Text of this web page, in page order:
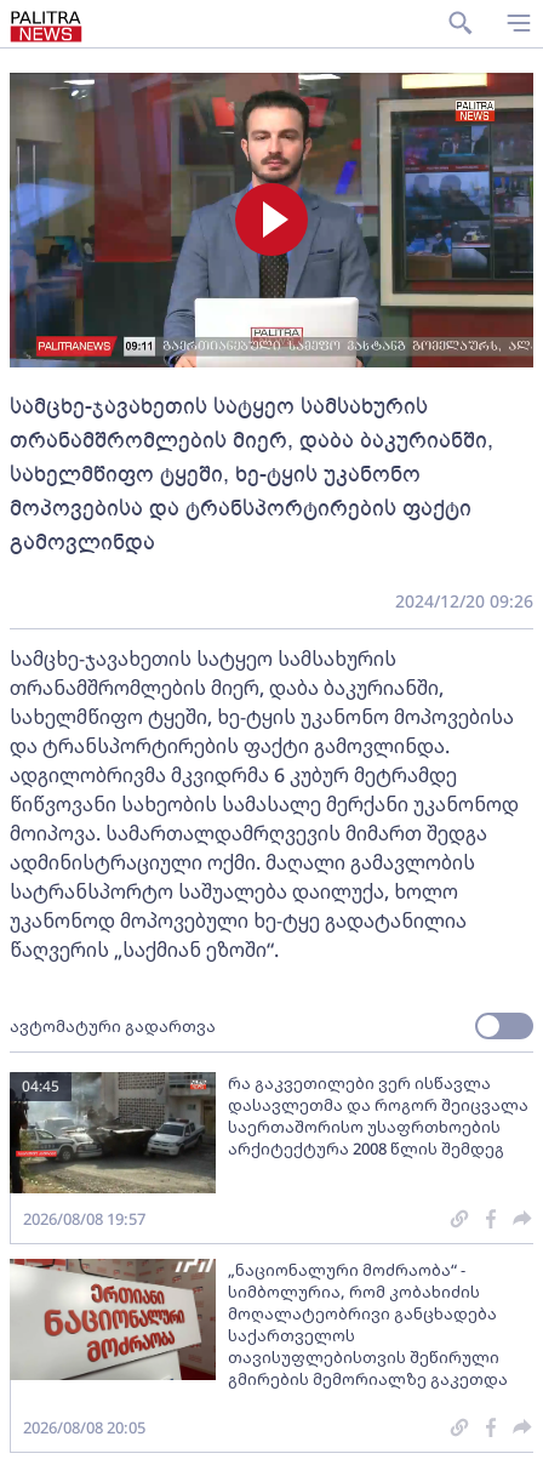
სამცხე-ჯავახეთის სატყეო სამსახურის
თრანამშრომლების მიერ, დაბა ბაკურიანში,
სახელმწიფო ტყეში, ხე-ტყის უკანონო
მოპოვებისა და ტრანსპორტირების ფაქტი
გამოვლინდა
2024/12/20 09:26
სამცხე-ჯავახეთის სატყეო სამსახურის
თრანამშრომლების მიერ, დაბა ბაკურიანში,
სახელმწიფო ტყეში, ხე-ტყის უკანონო მოპოვებისა
და ტრანსპორტირების ფაქტი გამოვლინდა.
ადგილობრივმა მკვიდრმა 6 კუბურ მეტრამდე
წიწვოვანი სახეობის სამასალე მერქანი უკანონოდ
მოიპოვა. სამართალდამრღვევის მიმართ შედგა
ადმინისტრაციული ოქმი. მაღალი გამავლობის
სატრანსპორტო საშუალება დაილუქა, ხოლო
უკანონოდ მოპოვებული ხე-ტყე გადატანილია
წაღვერის „საქმიან ეზოში“.
ავტომატური გადართვა
რა გაკვეთილები ვერ ისწავლა
დასავლეთმა და როგორ შეიცვალა
საერთაშორისო უსაფრთხოების
არქიტექტურა 2008 წლის შემდეგ
04:45
2026/08/08 19:57
„ნაციონალური მოძრაობა“ -
სიმბოლურია, რომ კობახიძის
მოღალატეობრივი განცხადება
საქართველოს
თავისუფლებისთვის შეწირული
გმირების მემორიალზე გაკეთდა
2026/08/08 20:05